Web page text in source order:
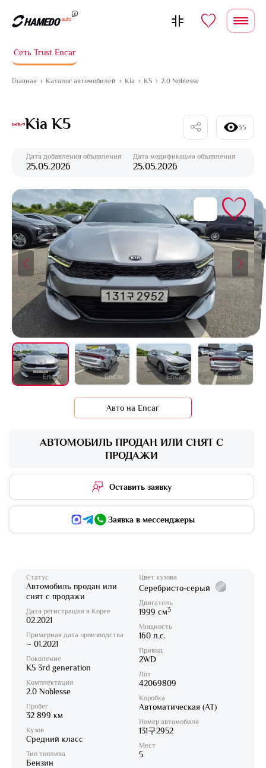
Сеть Trust Encar
Главная Каталог автомобилей Kia K5 2.0 Noblesse
Kia K5 35
Дата добавления объявления
25.05.2026
Дата модификации объявления
25.05.2026
АВТОМОБИЛЬ ПРОДАН ИЛИ СНЯТ С
ПРОДАЖИ
Оставить заявку
Заявка в мессенджеры
Статус
Автомобиль продан или
снят с продажи
Дата регистрации в Корее
02.2021
Примерная дата производства
~ 01.2021
Поколение
K5 3rd generation
Комплектация
2.0 Noblesse
Пробег
32 899 км
Кузов
Средний класс
Тип топлива
Бензин
Цвет кузова
Серебристо-серый
Двигатель
1999 см3
Мощность
160 л.с.
Привод
2WD
Лот
42069809
Коробка
Автоматическая (AT)
Номер автомобиля
131구2952
Мест
5
Авто на Encar